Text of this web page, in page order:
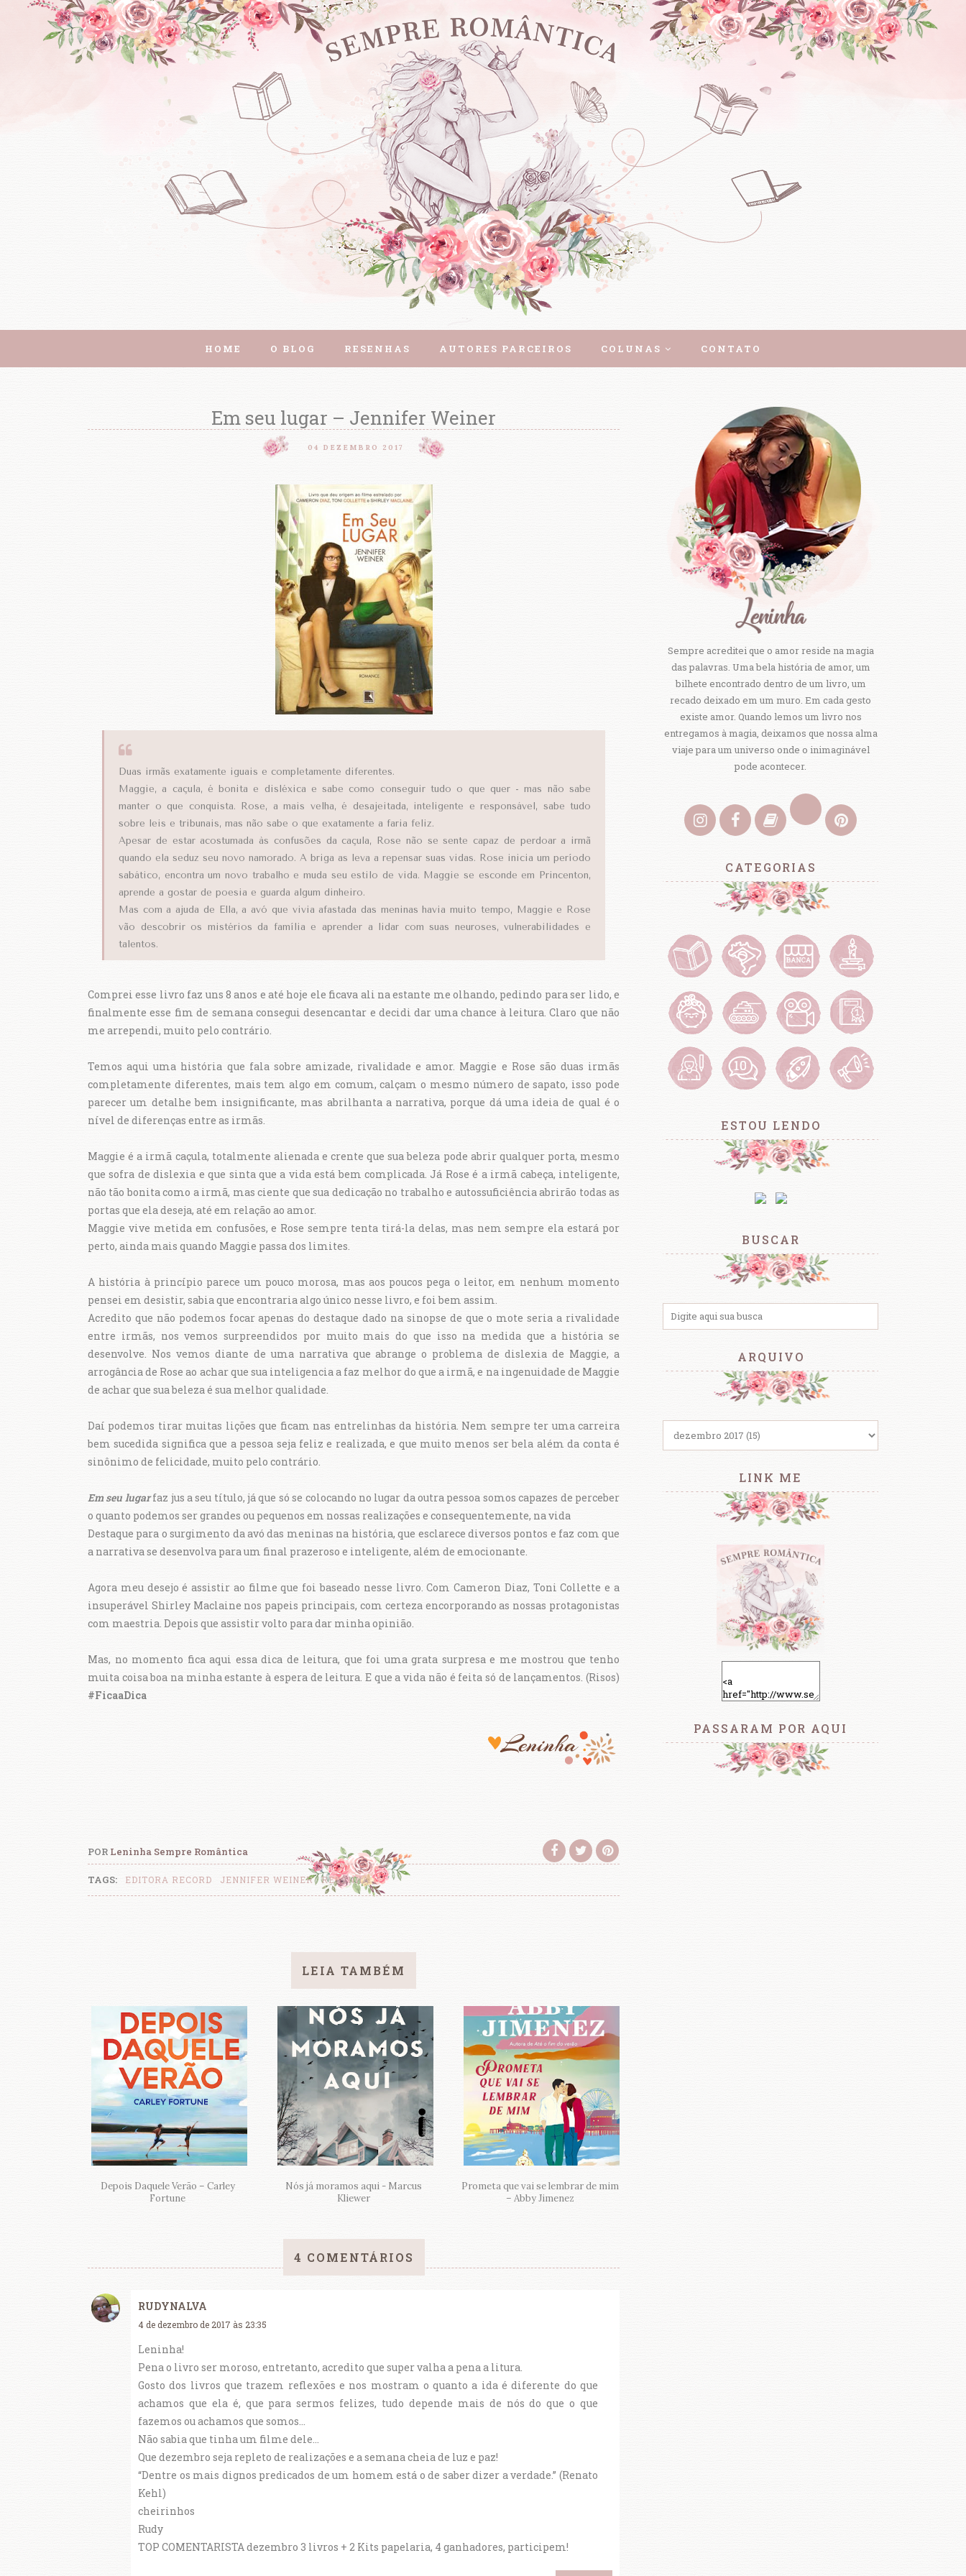
HOME O BLOG RESENHAS AUTORES PARCEIROS COLUNAS CONTATO
Em seu lugar – Jennifer Weiner
04 DEZEMBRO 2017
Duas irmãs exatamente iguais e completamente diferentes.
Maggie, a caçula, é bonita e disléxica e sabe como conseguir tudo o que quer - mas não sabe
manter o que conquista. Rose, a mais velha, é desajeitada, inteligente e responsável, sabe tudo
sobre leis e tribunais, mas não sabe o que exatamente a faria feliz.
Apesar de estar acostumada às confusões da caçula, Rose não se sente capaz de perdoar a irmã
quando ela seduz seu novo namorado. A briga as leva a repensar suas vidas. Rose inicia um período
sabático, encontra um novo trabalho e muda seu estilo de vida. Maggie se esconde em Princenton,
aprende a gostar de poesia e guarda algum dinheiro.
Mas com a ajuda de Ella, a avó que vivia afastada das meninas havia muito tempo, Maggie e Rose
vão descobrir os mistérios da família e aprender a lidar com suas neuroses, vulnerabilidades e
talentos.
Comprei esse livro faz uns 8 anos e até hoje ele ficava ali na estante me olhando, pedindo para ser lido, e
finalmente esse fim de semana consegui desencantar e decidi dar uma chance à leitura. Claro que não
me arrependi, muito pelo contrário.
Temos aqui uma história que fala sobre amizade, rivalidade e amor. Maggie e Rose são duas irmãs
completamente diferentes, mais tem algo em comum, calçam o mesmo número de sapato, isso pode
parecer um detalhe bem insignificante, mas abrilhanta a narrativa, porque dá uma ideia de qual é o
nível de diferenças entre as irmãs.
Maggie é a irmã caçula, totalmente alienada e crente que sua beleza pode abrir qualquer porta, mesmo
que sofra de dislexia e que sinta que a vida está bem complicada. Já Rose é a irmã cabeça, inteligente,
não tão bonita como a irmã, mas ciente que sua dedicação no trabalho e autossuficiência abrirão todas as
portas que ela deseja, até em relação ao amor.
Maggie vive metida em confusões, e Rose sempre tenta tirá-la delas, mas nem sempre ela estará por
perto, ainda mais quando Maggie passa dos limites.
A história à princípio parece um pouco morosa, mas aos poucos pega o leitor, em nenhum momento
pensei em desistir, sabia que encontraria algo único nesse livro, e foi bem assim.
Acredito que não podemos focar apenas do destaque dado na sinopse de que o mote seria a rivalidade
entre irmãs, nos vemos surpreendidos por muito mais do que isso na medida que a história se
desenvolve. Nos vemos diante de uma narrativa que abrange o problema de dislexia de Maggie, a
arrogância de Rose ao achar que sua inteligencia a faz melhor do que a irmã, e na ingenuidade de Maggie
de achar que sua beleza é sua melhor qualidade.
Daí podemos tirar muitas lições que ficam nas entrelinhas da história. Nem sempre ter uma carreira
bem sucedida significa que a pessoa seja feliz e realizada, e que muito menos ser bela além da conta é
sinônimo de felicidade, muito pelo contrário.
Em seu lugarfaz jus a seu título, já que só se colocando no lugar da outra pessoa somos capazes de perceber
o quanto podemos ser grandes ou pequenos em nossas realizações e consequentemente, na vida
Destaque para o surgimento da avó das meninas na história, que esclarece diversos pontos e faz com que
a narrativa se desenvolva para um final prazeroso e inteligente, além de emocionante.
Agora meu desejo é assistir ao filme que foi baseado nesse livro. Com Cameron Diaz, Toni Collette e a
insuperável Shirley Maclaine nos papeis principais, com certeza encorporando as nossas protagonistas
com maestria. Depois que assistir volto para dar minha opinião.
Mas, no momento fica aqui essa dica de leitura, que foi uma grata surpresa e me mostrou que tenho
muita coisa boa na minha estante à espera de leitura. E que a vida não é feita só de lançamentos. (Risos)
#FicaaDica
POR Leninha Sempre Romântica
TAGS: EDITORA RECORD JENNIFER WEINER RESENHA
LEIA TAMBÉM
Depois Daquele Verão – Carley
Fortune
Nós já moramos aqui - Marcus
Kliewer
Prometa que vai se lembrar de mim
– Abby Jimenez
4 COMENTÁRIOS
RUDYNALVA
4 de dezembro de 2017 às 23:35
Leninha!
Pena o livro ser moroso, entretanto, acredito que super valha a pena a litura.
Gosto dos livros que trazem reflexões e nos mostram o quanto a ida é diferente do que
achamos que ela é, que para sermos felizes, tudo depende mais de nós do que o que
fazemos ou achamos que somos...
Não sabia que tinha um filme dele...
Que dezembro seja repleto de realizações e a semana cheia de luz e paz!
“Dentre os mais dignos predicados de um homem está o de saber dizer a verdade.” (Renato
Kehl)
cheirinhos
Rudy
TOP COMENTARISTA dezembro 3 livros + 2 Kits papelaria, 4 ganhadores, participem!
Sempre acreditei que o amor reside na magia
das palavras. Uma bela história de amor, um
bilhete encontrado dentro de um livro, um
recado deixado em um muro. Em cada gesto
existe amor. Quando lemos um livro nos
entregamos à magia, deixamos que nossa alma
viaje para um universo onde o inimaginável
pode acontecer.
CATEGORIAS
ESTOU LENDO
BUSCAR
ARQUIVO
LINK ME
PASSARAM POR AQUI